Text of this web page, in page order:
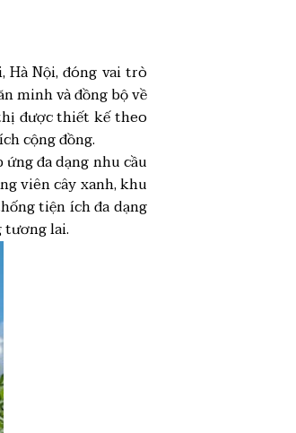
Nội, đóng vai trò
minh và đồng bộ về
được thiết kế theo
cộng đồng.
đa dạng nhu cầu
viên cây xanh, khu
tiện ích đa dạng
tương lai.